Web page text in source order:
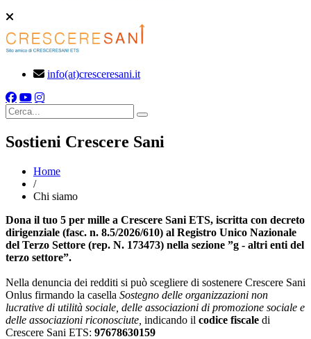
info(at)cresceresani.it
Cerca
Sostieni Crescere Sani
Home
/
Chi siamo
Dona il tuo 5 per mille a Crescere Sani ETS, iscritta con decreto
dirigenziale (fasc. n. 8.5/2026/610) al Registro Unico Nazionale
del Terzo Settore (rep. N. 173473) nella sezione ”g - altri enti del
terzo settore”.
Nella denuncia dei redditi si può scegliere di sostenere Crescere Sani
Onlus firmando la casella Sostegno delle organizzazioni non
lucrative di utilità sociale, delle associazioni di promozione sociale e
delle associazioni riconosciute, indicando il codice fiscale di
Crescere Sani ETS: 97678630159